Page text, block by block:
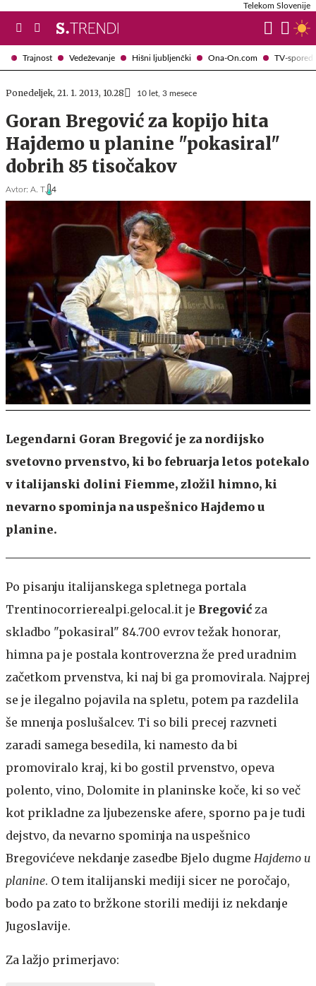
Trajnost Vedeževanje Hišni ljubljenčki Ona-On.com TV-spored
Telekom Slovenije
Ponedeljek, 21. 1. 2013, 10.28 10 let, 3 mesece
Goran Bregović za kopijo hita
Hajdemo u planine "pokasiral"
dobrih 85 tisočakov
Avtor: A. T. 4
Legendarni Goran Bregović je za nordijsko
svetovno prvenstvo, ki bo februarja letos potekalo
v italijanski dolini Fiemme, zložil himno, ki
nevarno spominja na uspešnico Hajdemo u
planine.
Po pisanju italijanskega spletnega portala
Trentinocorrierealpi.gelocal.it je Bregović za
skladbo "pokasiral" 84.700 evrov težak honorar,
himna pa je postala kontroverzna že pred uradnim
začetkom prvenstva, ki naj bi ga promovirala. Najprej
se je ilegalno pojavila na spletu, potem pa razdelila
še mnenja poslušalcev. Ti so bili precej razvneti
zaradi samega besedila, ki namesto da bi
promoviralo kraj, ki bo gostil prvenstvo, opeva
polento, vino, Dolomite in planinske koče, ki so več
kot prikladne za ljubezenske afere, sporno pa je tudi
dejstvo, da nevarno spominja na uspešnico
Bregovićeve nekdanje zasedbe Bjelo dugme Hajdemo u
planine. O tem italijanski mediji sicer ne poročajo,
bodo pa zato to bržkone storili mediji iz nekdanje
Jugoslavije.
Za lažjo primerjavo: